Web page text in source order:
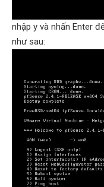
nhập y và nhấn Enter
như sau: